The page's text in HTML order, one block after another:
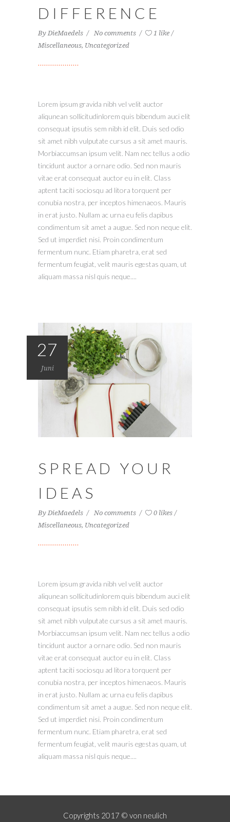
DIFFERENCE
By DieMaedels No comments
1 like
Miscellaneous, Uncategorized
Lorem ipsum gravida nibh vel velit auctor
aliqunean sollicitudinlorem quis bibendum auci elit
consequat ipsutis sem nibh id elit. Duis sed odio
sit amet nibh vulputate cursus a sit amet mauris.
Morbiaccumsan ipsum velit. Nam nec tellus a odio
tincidunt auctor a ornare odio. Sed non mauris
vitae erat consequat auctor eu in elit. Class
aptent taciti sociosqu ad litora torquent per
conubia nostra, per inceptos himenaeos. Mauris
in erat justo. Nullam ac urna eu felis dapibus
condimentum sit amet a augue. Sed non neque elit.
Sed ut imperdiet nisi. Proin condimentum
fermentum nunc. Etiam pharetra, erat sed
fermentum feugiat, velit mauris egestas quam, ut
aliquam massa nisl quis neque....
27
Juni
SPREAD YOUR
IDEAS
By DieMaedels No comments
0 likes
Miscellaneous, Uncategorized
Lorem ipsum gravida nibh vel velit auctor
aliqunean sollicitudinlorem quis bibendum auci elit
consequat ipsutis sem nibh id elit. Duis sed odio
sit amet nibh vulputate cursus a sit amet mauris.
Morbiaccumsan ipsum velit. Nam nec tellus a odio
tincidunt auctor a ornare odio. Sed non mauris
vitae erat consequat auctor eu in elit. Class
aptent taciti sociosqu ad litora torquent per
conubia nostra, per inceptos himenaeos. Mauris
in erat justo. Nullam ac urna eu felis dapibus
condimentum sit amet a augue. Sed non neque elit.
Sed ut imperdiet nisi. Proin condimentum
fermentum nunc. Etiam pharetra, erat sed
fermentum feugiat, velit mauris egestas quam, ut
aliquam massa nisl quis neque....
Copyrights 2017 © von neulich